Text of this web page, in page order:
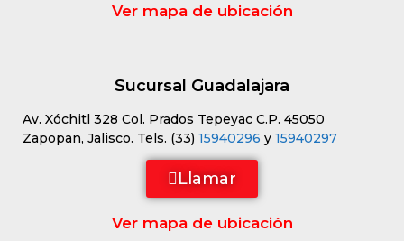
Ver mapa de ubicación
Sucursal Guadalajara
Av. Xóchitl 328 Col. Prados Tepeyac C.P. 45050
Zapopan, Jalisco. Tels. (33) 15940296 y 15940297
Llamar
Ver mapa de ubicación